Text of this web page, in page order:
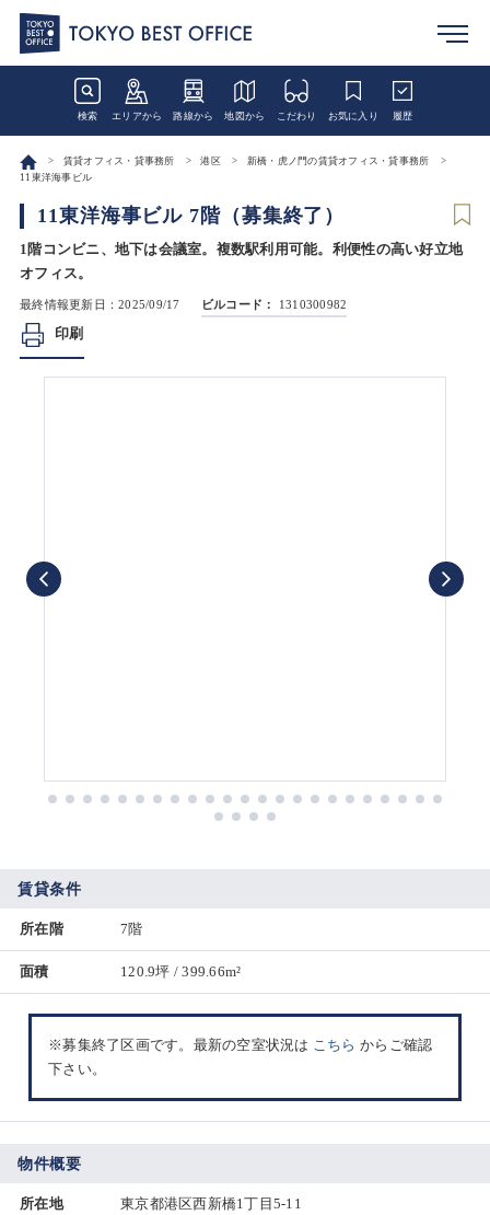
検索 エリアから 路線から 地図から こだわり お気に入り 履歴
賃貸オフィス・貸事務所 港区
新橋・虎ノ門の賃貸オフィス・貸事務所
11東洋海事ビル
11東洋海事ビル 7階（募集終了）
1階コンビニ、地下は会議室。複数駅利用可能。利便性の高い好立地
オフィス。
最終情報更新日：2025/09/17 ビルコード： 1310300982
印刷
賃貸条件
所在階 7階
面積 120.9坪 / 399.66m²
※募集終了区画です。最新の空室状況は こちら からご確認
下さい。
物件概要
所在地 東京都港区西新橋1丁目5-11